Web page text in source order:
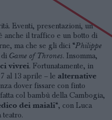
Eventi, presentazioni, un
anche il traffico e un botto di
ma che se gli dici “Philippe
Game of Thrones. Insomma,
vivrei. Fortunatamente, in
al 13 aprile – le alternative
dover fissare con finto
col bambù della Cambogia,
dei maiali“, con Luca
teatro.